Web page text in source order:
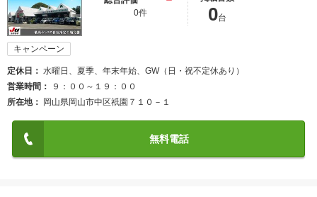
0件 0台
キャンペーン
定休日
水曜日、夏季、年末年始、GW（日・祝不定休あり）
営業時間
９：００～１９：００
所在地
岡山県岡山市中区祇園７１０－１
無料電話